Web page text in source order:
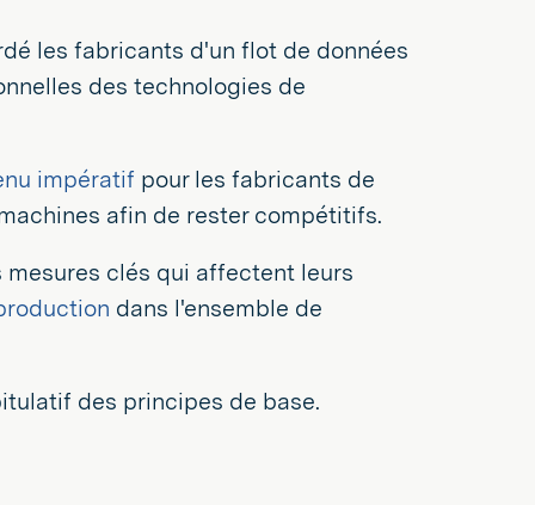
les fabricants d'un flot de données
des technologies de
impératif pour les fabricants de
afin de rester compétitifs.
clés qui affectent leurs
dans l'ensemble de
des principes de base.